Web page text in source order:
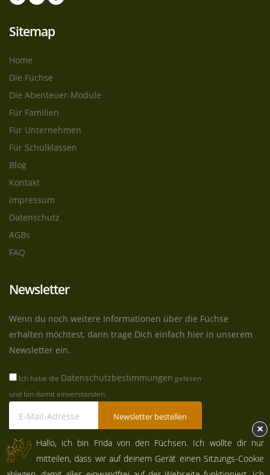
Sitemap
Home
Die Füchse
Die Abenteuer-Module
Für Familien
Für Unternehmen
Für Schulklassen
Blog
Kontakt
Impressum
Datenschutz
AGBs
FAQ
Newsletter
Wenn du noch weitere Informationen über die Füchse
erhalten möchtest, dann trage Dich einfach hier in unserem
Newsletter ein.
Ich habe die Datenschutzbestimmungen gelesen
und bin damit einverstanden.
Newsletter bestellen
© Copyright 2026. All Rights Reserved.
Hallo, ich bin Frida von den Füchsen. Ich wollte dir nur
mitteilen, dass wir auf deinem Gerät einen Sitzungs-Cookie
×